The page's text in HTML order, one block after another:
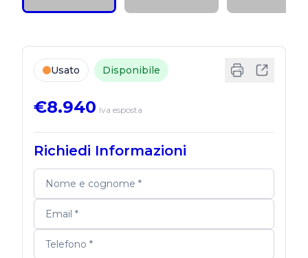
Usato Disponibile
€8.940 Iva esposta
Richiedi Informazioni